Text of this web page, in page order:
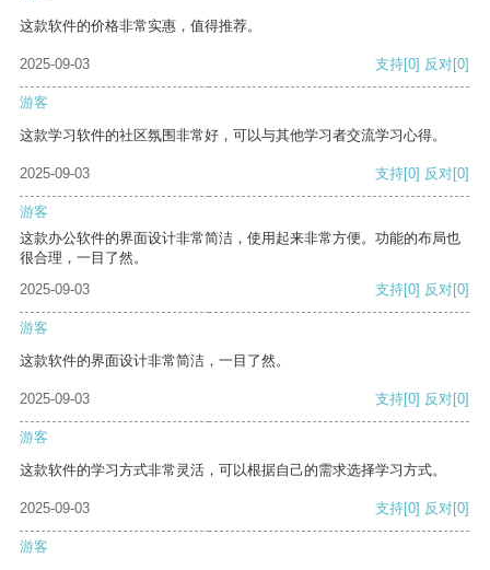
这款软件的价格非常实惠，值得推荐。
2025-09-03 支持[0] 反对[0]
游客
这款学习软件的社区氛围非常好，可以与其他学习者交流学习心得。
2025-09-03 支持[0] 反对[0]
游客
这款办公软件的界面设计非常简洁，使用起来非常方便。功能的布局也
很合理，一目了然。
2025-09-03
支持[0] 反对[0]
游客
这款软件的界面设计非常简洁，一目了然。
2025-09-03 支持[0] 反对[0]
游客
这款软件的学习方式非常灵活，可以根据自己的需求选择学习方式。
2025-09-03 支持[0] 反对[0]
游客